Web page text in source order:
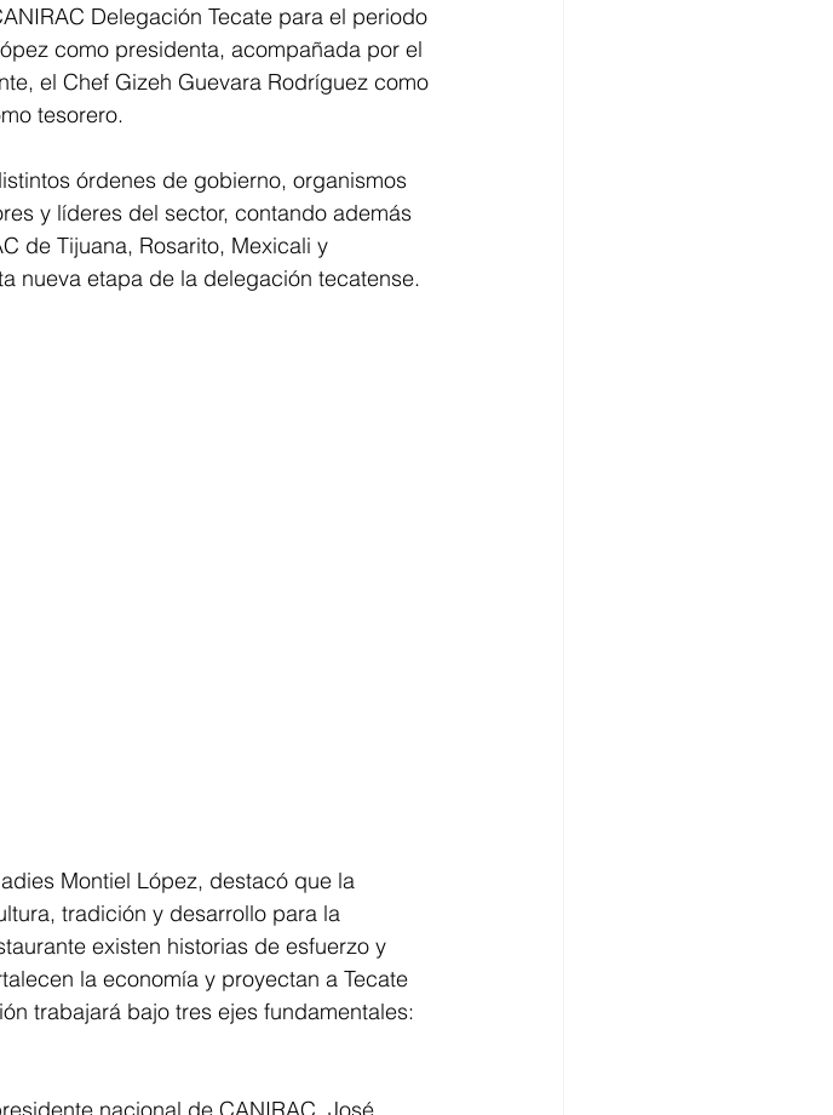
Delegación Tecate para el periodo
como presidenta, acompañada por el
el Chef Gizeh Guevara Rodríguez como
tesorero.
órdenes de gobierno, organismos
y líderes del sector, contando además
de Tijuana, Rosarito, Mexicali y
nueva etapa de la delegación tecatense.
Montiel López, destacó que la
tradición y desarrollo para la
existen historias de esfuerzo y
la economía y proyectan a Tecate
trabajará bajo tres ejes fundamentales:
nacional de CANIRAC, José